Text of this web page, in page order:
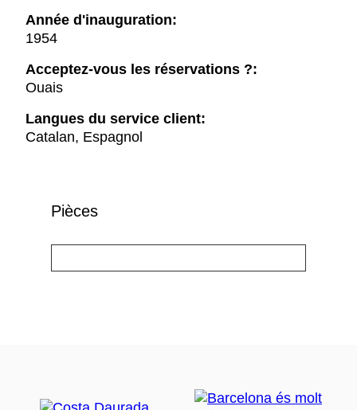
Année d'inauguration:
1954
Acceptez-vous les réservations ?:
Ouais
Langues du service client:
Catalan, Espagnol
Pièces